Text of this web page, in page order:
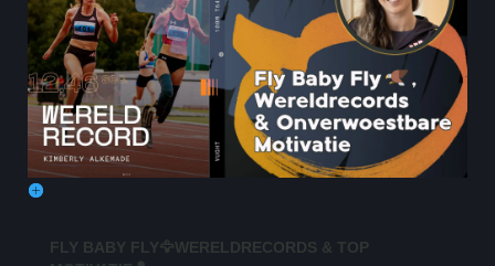
FLY BABY FLY🦅WERELDRECORDS & TOP